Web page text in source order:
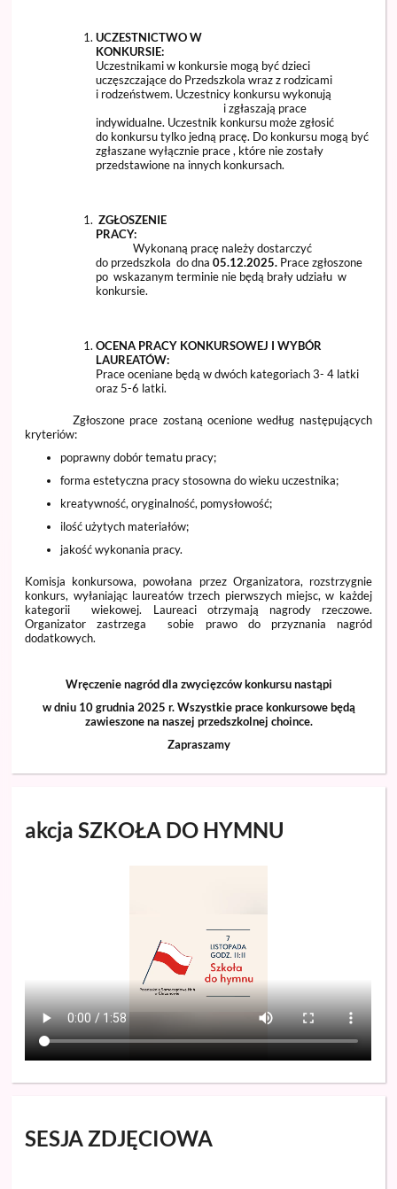
UCZESTNICTWO W
Uczestnikami w konkursie mogą być dzieci
uczęszczające do Przedszkola wraz z rodzicami
i rodzeństwem. Uczestnicy konkursu wykonują
i zgłaszają prace
indywidualne. Uczestnik konkursu może zgłosić
do konkursu tylko jedną pracę. Do konkursu mogą być
zgłaszane wyłącznie prace , które nie zostały
przedstawione na innych konkursach.
ZGŁOSZENIE
Wykonaną pracę należy dostarczyć
do przedszkola do dna05.12.2025. Prace zgłoszone
po wskazanym terminie nie będą brały udziału w
konkursie.
OCENA PRACY KONKURSOWEJ I WYBÓR
Prace oceniane będą w dwóch kategoriach 3- 4 latki
oraz 5-6 latki.
Zgłoszone prace zostaną ocenione według następujących
kryteriów:
poprawny dobór tematu pracy;
forma estetyczna pracy stosowna do wieku uczestnika;
kreatywność, oryginalność, pomysłowość;
ilość użytych materiałów;
jakość wykonania pracy.
Komisja konkursowa, powołana przez Organizatora, rozstrzygnie
konkurs, wyłaniając laureatów trzech pierwszych miejsc, w każdej
kategorii wiekowej. Laureaci otrzymają nagrody rzeczowe.
Organizator zastrzega sobie prawo do przyznania nagród
dodatkowych.
Wręczenie nagród dla zwycięzców konkursu nastąpi
w dniu 10 grudnia 2025 r. Wszystkie prace konkursowe będą
zawieszone na naszej przedszkolnej choince.
Zapraszamy
akcja SZKOŁA DO HYMNU
SESJA ZDJĘCIOWA